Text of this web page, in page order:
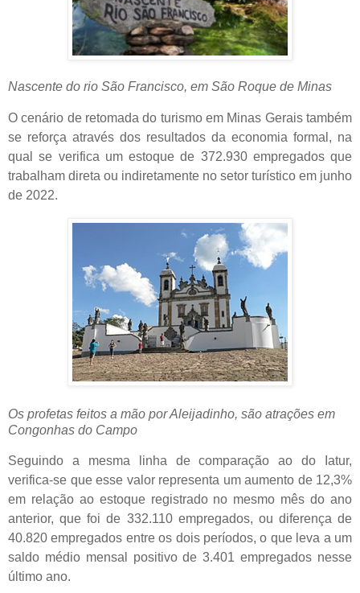
Nascente do rio São Francisco, em São Roque de Minas
O cenário de retomada do turismo em Minas Gerais também
se reforça através dos resultados da economia formal, na
qual se verifica um estoque de 372.930 empregados que
trabalham direta ou indiretamente no setor turístico em junho
de 2022.
Os profetas feitos a mão por Aleijadinho, são atrações em
Congonhas do Campo
Seguindo a mesma linha de comparação ao do Iatur,
verifica-se que esse valor representa um aumento de 12,3%
em relação ao estoque registrado no mesmo mês do ano
anterior, que foi de 332.110 empregados, ou diferença de
40.820 empregados entre os dois períodos, o que leva a um
saldo médio mensal positivo de 3.401 empregados nesse
último ano.